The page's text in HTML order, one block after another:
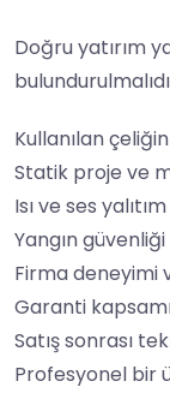
Doğru yatırım
Kullanılan
Statik proje ve
Isı ve ses
Yangın
Firma deneyimi
Garanti
Satış sonrası
Profesyonel bir